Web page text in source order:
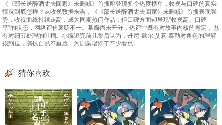
《《部长送醉酒丈夫回家》未删减》首播即登顶多个热度榜单，收视与口碑的真实
情况到底怎样？从收视数据来看，《《部长送醉酒丈夫回家》未删减》首播表现强
势，收视曲线持续走高，成为同期热门作品；但口碑方面却呈现“收视高、口碑
平”的状态，网络评价褒贬不一。某瓣尚未开分，热评中既有对故事内核的肯定，也
有对细节处理的吐槽。小编追完前几集后认为，丹尼·戴尔,艾莉·泰勒对角色的理解
很到位，演技自然不尴尬，为剧集增添了不少看点。
猜你喜欢